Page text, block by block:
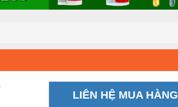
LIÊN HỆ MUA HÀNG